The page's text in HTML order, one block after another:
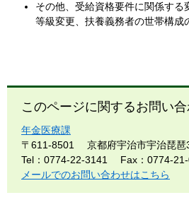
その他、受給資格要件に関係する
等級変更、扶養義務者の世帯構成
このページに関するお問い
年金医療課
〒611-8501
京都府宇治市宇治琵琶
Tel：0774-22-3141
Fax：0774-
メールでのお問い合わせはこちら